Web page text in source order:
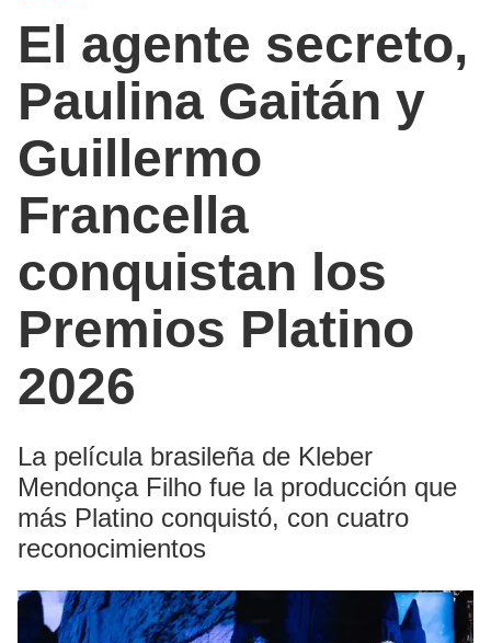
El agente secreto,
Paulina Gaitán y
Guillermo
Francella
conquistan los
Premios Platino
2026
La película brasileña de Kleber
Mendonça Filho fue la producción que
más Platino conquistó, con cuatro
reconocimientos